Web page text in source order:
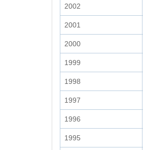
2002
2001
2000
1999
1998
1997
1996
1995